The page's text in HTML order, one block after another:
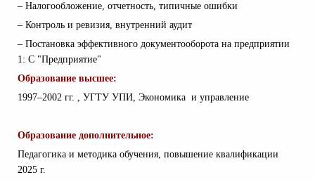
– Налогообложение, отчетность, типичные ошибки
– Контроль и ревизия, внутренний аудит
– Постановка эффективного документооборота на предприятии
1: С "Предприятие"
Образование высшее:
1997–2002 гг. , УГТУ УПИ, Экономика и управление
Образование дополнительное:
Педагогика и методика обучения, повышение квалификации
2025 г.